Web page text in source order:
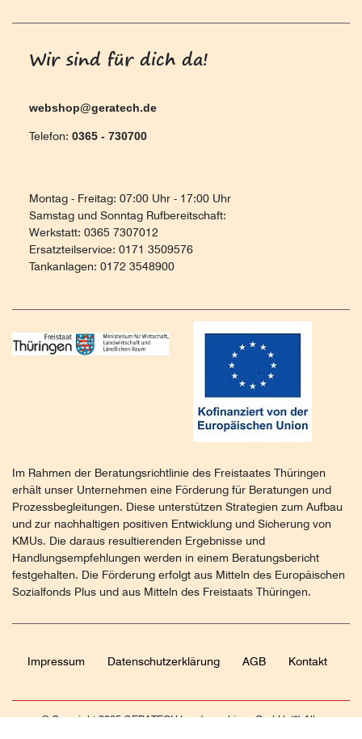
Wir sind für dich da!
webshop@geratech.de
Telefon: 0365 - 730700
Montag - Freitag: 07:00 Uhr - 17:00 Uhr
Samstag und Sonntag Rufbereitschaft:
Werkstatt: 0365 7307012
Ersatzteilservice: 0171 3509576
Tankanlagen: 0172 3548900
Im Rahmen der Beratungsrichtlinie des Freistaates Thüringen
erhält unser Unternehmen eine Förderung für Beratungen und
Prozessbegleitungen. Diese unterstützen Strategien zum Aufbau
und zur nachhaltigen positiven Entwicklung und Sicherung von
KMUs. Die daraus resultierenden Ergebnisse und
Handlungsempfehlungen werden in einem Beratungsbericht
festgehalten. Die Förderung erfolgt aus Mitteln des Europäischen
Sozialfonds Plus und aus Mitteln des Freistaats Thüringen.
Impressum Daten­schutz­erklärung AGB Kontakt
© Copyright 2025 GERATECH Landmaschinen GmbH. (*) Alle